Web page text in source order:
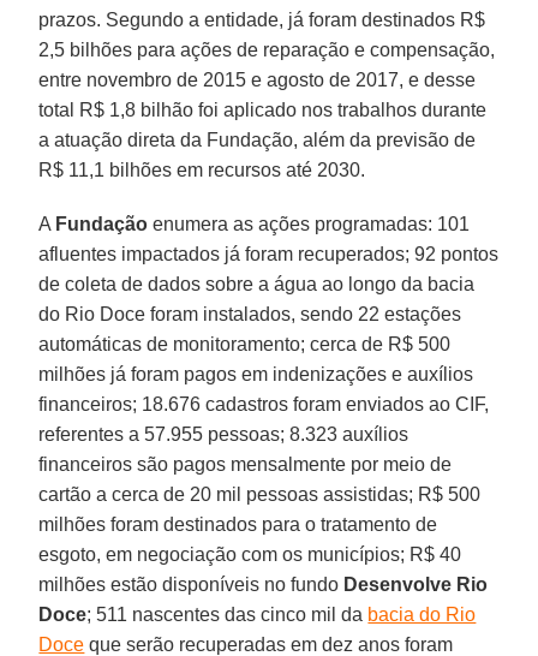
prazos. Segundo a entidade, já foram destinados R$
2,5 bilhões para ações de reparação e compensação,
entre novembro de 2015 e agosto de 2017, e desse
total R$ 1,8 bilhão foi aplicado nos trabalhos durante
a atuação direta da Fundação, além da previsão de
R$ 11,1 bilhões em recursos até 2030.
A Fundação enumera as ações programadas: 101
afluentes impactados já foram recuperados; 92 pontos
de coleta de dados sobre a água ao longo da bacia
do Rio Doce foram instalados, sendo 22 estações
automáticas de monitoramento; cerca de R$ 500
milhões já foram pagos em indenizações e auxílios
financeiros; 18.676 cadastros foram enviados ao CIF,
referentes a 57.955 pessoas; 8.323 auxílios
financeiros são pagos mensalmente por meio de
cartão a cerca de 20 mil pessoas assistidas; R$ 500
milhões foram destinados para o tratamento de
esgoto, em negociação com os municípios; R$ 40
milhões estão disponíveis no fundo Desenvolve Rio
Doce; 511 nascentes das cinco mil da bacia do Rio
Doce que serão recuperadas em dez anos foram